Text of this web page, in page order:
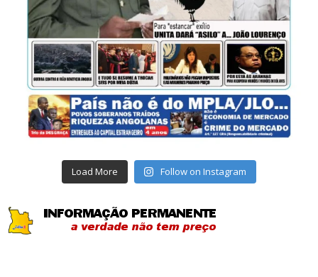
Load More Follow on Instagram